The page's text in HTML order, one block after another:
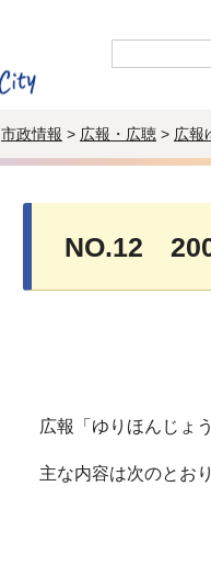
市政情報 > 広報・広聴 > 広報
NO.12
広報「ゆりほんじょ
主な内容は次のとお